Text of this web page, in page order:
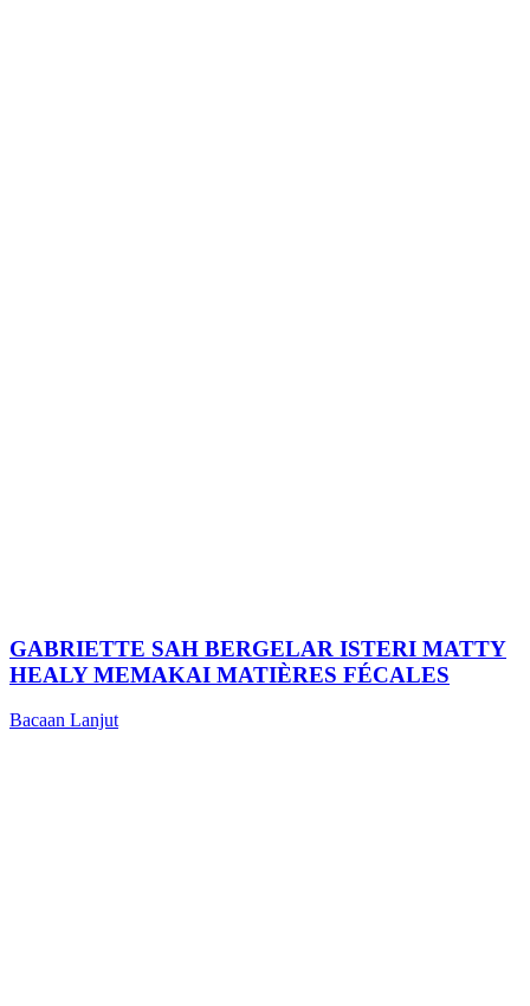
GABRIETTE SAH BERGELAR ISTERI MATTY
HEALY MEMAKAI MATIÈRES FÉCALES
Bacaan Lanjut